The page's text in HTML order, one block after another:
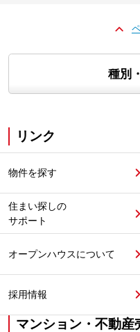
種別
リンク
物件を探す
住まい探しの
サポート
オープンハウスについて
採用情報
マンション・不動産